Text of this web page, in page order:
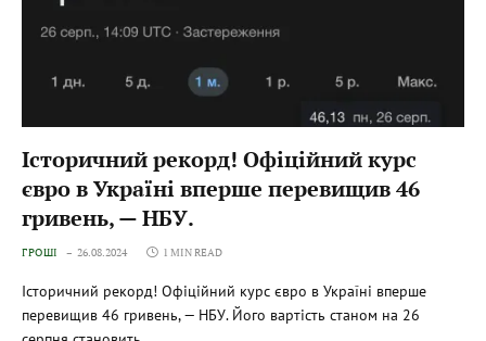
Історичний рекорд! Офіційний курс
євро в Україні вперше перевищив 46
гривень, — НБУ.
ГРОШІ 26.08.2024 1 MIN READ
Історичний рекорд! Офіційний курс євро в Україні вперше
перевищив 46 гривень, — НБУ. Його вартість станом на 26